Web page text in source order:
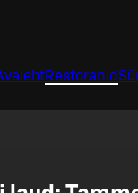
Restoranid